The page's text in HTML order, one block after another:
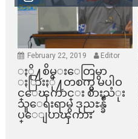
February 22, 2019 Editor
ႏို႔စိမ္းေတြမွာ
ႏြားႏို႔တစက္မွ မပါဝ
င္ေၾကာင္း စားသံုး
သူေရးရာမွ ဒုညႊန္ခ်ဳ
ပ္ေျပာၾကား